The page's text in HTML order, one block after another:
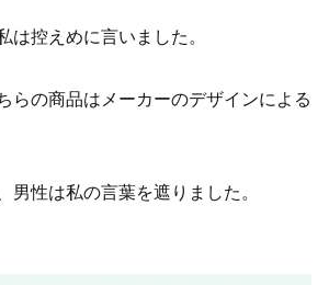
は控えめに言いました。
らの商品はメーカーのデザインによる
男性は私の言葉を遮りました。